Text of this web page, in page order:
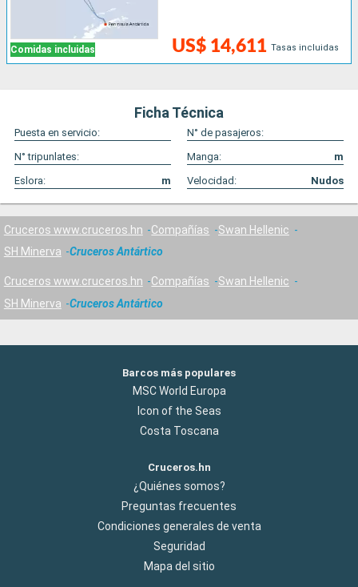
Comidas incluidas US$ 14,611 Tasas incluidas
Ficha Técnica
Puesta en servicio:
N° de pasajeros:
N° tripunlates:
Manga:
m
Eslora:
m Velocidad: Nudos
Cruceros www.cruceros.hn Compañías
Swan Hellenic
SH Minerva
Cruceros Antártico
Cruceros www.cruceros.hn Compañías
Swan Hellenic
SH Minerva
Cruceros Antártico
Barcos más populares
MSC World Europa
Icon of the Seas
Costa Toscana
Cruceros.hn
¿Quiénes somos?
Preguntas frecuentes
Condiciones generales de venta
Seguridad
Mapa del sitio